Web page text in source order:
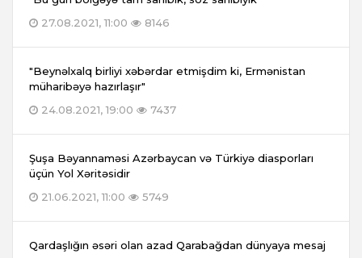
27.08.2021, 11:00
8146
"Beynəlxalq birliyi xəbərdar etmişdim ki, Ermənistan
müharibəyə hazırlaşır"
24.08.2021, 19:00
7437
Şuşa Bəyannaməsi Azərbaycan və Türkiyə diasporları
üçün Yol Xəritəsidir
21.06.2021, 11:00
5749
Qardaşlığın əsəri olan azad Qarabağdan dünyaya mesaj